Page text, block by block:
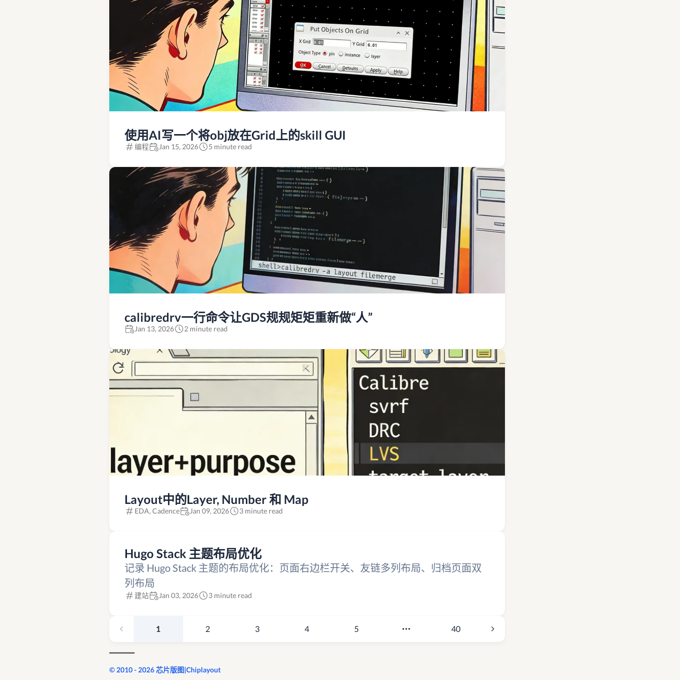
使用AI写一个将obj放在Grid上的skill GUI
编程 Jan 15, 2026 5 minute read
calibredrv一行命令让GDS规规矩矩重新做“人”
Jan 13, 2026 2 minute read
Layout中的Layer, Number 和 Map
EDA, Cadence Jan 09, 2026 3 minute read
Hugo Stack 主题布局优化
记录 Hugo Stack 主题的布局优化：页面右边栏开关、友链多列布局、归档页面双
列布局
建站 Jan 03, 2026 3 minute read
1 2 3 4 5 40
© 2010 - 2026 芯片版图|Chiplayout